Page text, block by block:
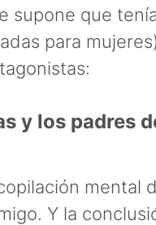
supone que
para
y los padres
mental
Y la